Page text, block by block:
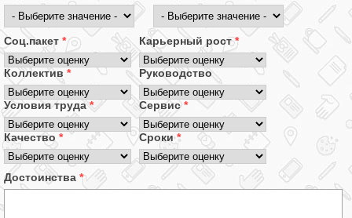
Соц.пакет * Карьерный рост*
Коллектив * Руководство
Условия труда * Сервис*
Качество * Сроки*
Достоинства *